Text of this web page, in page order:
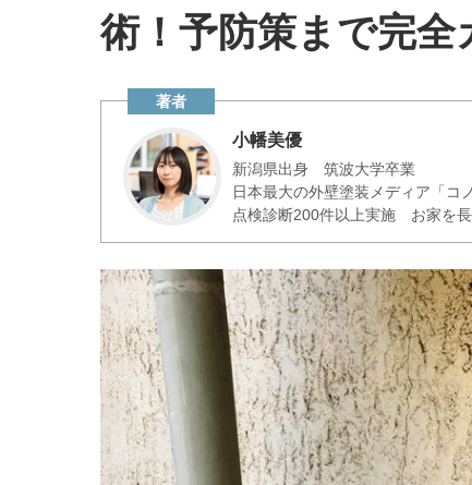
術！予防策まで完全
小幡美優
新潟県出身 筑波大学卒業
日本最大の外壁塗装メディア「コ
点検診断200件以上実施 お家を長